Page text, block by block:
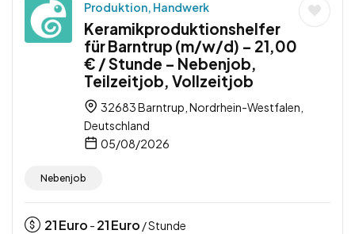
Produktion, Handwerk
Keramikproduktionshelfer
für Barntrup (m/w/d) – 21,00
€ / Stunde – Nebenjob,
Teilzeitjob, Vollzeitjob
32683 Barntrup, Nordrhein-Westfalen,
Deutschland
05/08/2026
Nebenjob
21Euro - 21Euro / Stunde